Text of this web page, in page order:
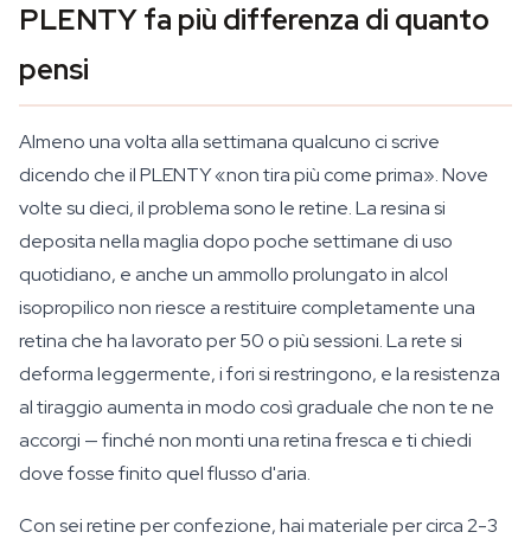
PLENTY fa più differenza di quanto
pensi
Almeno una volta alla settimana qualcuno ci scrive
dicendo che il PLENTY «non tira più come prima». Nove
volte su dieci, il problema sono le retine. La resina si
deposita nella maglia dopo poche settimane di uso
quotidiano, e anche un ammollo prolungato in alcol
isopropilico non riesce a restituire completamente una
retina che ha lavorato per 50 o più sessioni. La rete si
deforma leggermente, i fori si restringono, e la resistenza
al tiraggio aumenta in modo così graduale che non te ne
accorgi — finché non monti una retina fresca e ti chiedi
dove fosse finito quel flusso d'aria.
Con sei retine per confezione, hai materiale per circa 2-3